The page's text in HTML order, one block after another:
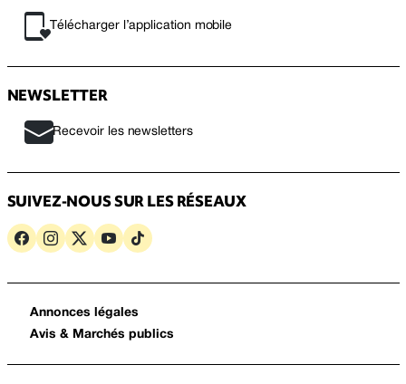
Télécharger l’application mobile
NEWSLETTER
Recevoir les newsletters
SUIVEZ-NOUS SUR LES RÉSEAUX
Annonces légales
Avis & Marchés publics